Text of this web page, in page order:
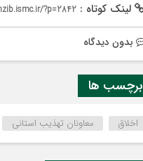
لینک کوتاه : ?p=2842
بدون دیدگاه
برچسب ها
اخلاق معاونان تهذیب استانی